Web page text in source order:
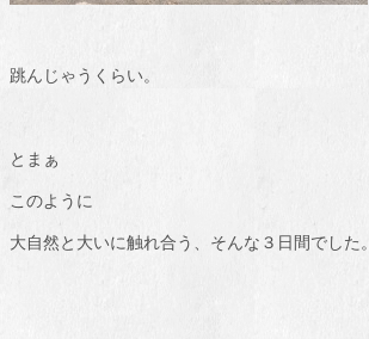
跳んじゃうくらい。
とまぁ
このように
大自然と大いに触れ合う、そんな３日間でした。